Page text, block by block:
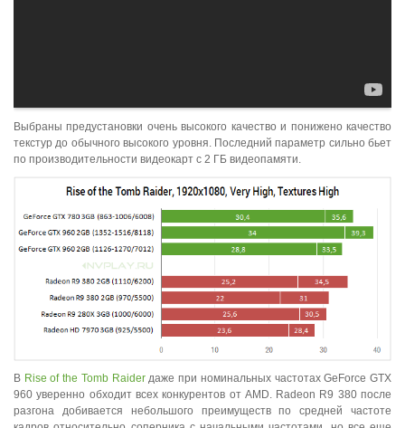
Выбраны предустановки очень высокого качество и понижено качество
текстур до обычного высокого уровня. Последний параметр сильно бьет
по производительности видеокарт с 2 ГБ видеопамяти.
В Rise of the Tomb Raiderдаже при номинальных частотах GeForce GTX
960 уверенно обходит всех конкурентов от AMD. Radeon R9 380 после
разгона добивается небольшого преимуществ по средней частоте